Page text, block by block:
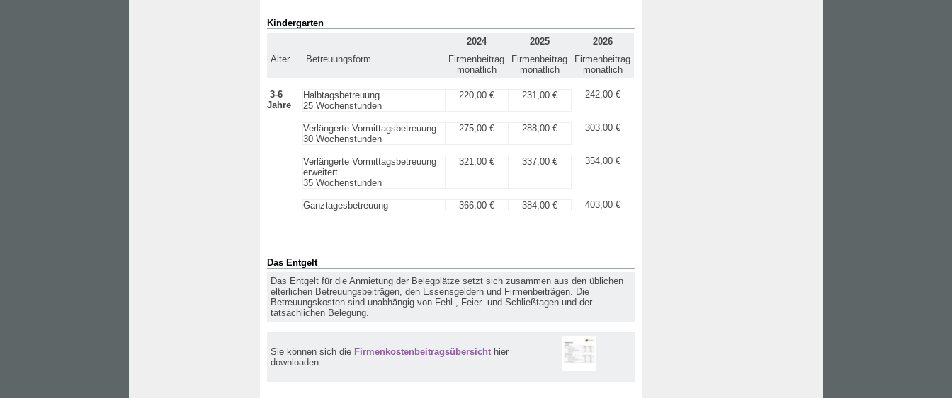
Kindergarten
2024
2025
2026
Alter
Betreuungsform
Firmenbeitrag
monatlich
Firmenbeitrag
monatlich
Firmenbeitrag
monatlich
3-6
Jahre
Halbtagsbetreuung
25 Wochenstunden
220,00 € 231,00 € 242,00 €
Verlängerte Vormittagsbetreuung
30 Wochenstunden
275,00 € 288,00 € 303,00 €
Verlängerte Vormittagsbetreuung
erweitert
35 Wochenstunden
321,00 € 337,00 € 354,00 €
Ganztagesbetreuung 366,00 € 384,00 € 403,00 €
Das Entgelt
Das Entgelt für die Anmietung der Belegplätze setzt sich zusammen aus den üblichen
elterlichen Betreuungsbeiträgen, den Essensgeldern und Firmenbeiträgen. Die
Betreuungskosten sind unabhängig von Fehl-, Feier- und Schließtagen und der
tatsächlichen Belegung.
Sie können sich die Firmenkostenbeitragsübersicht hier
downloaden: